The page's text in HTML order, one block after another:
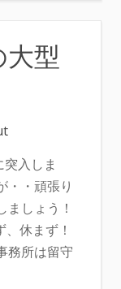
型
入しま
・・頑張り
しょう！
休まず！
務所は留守